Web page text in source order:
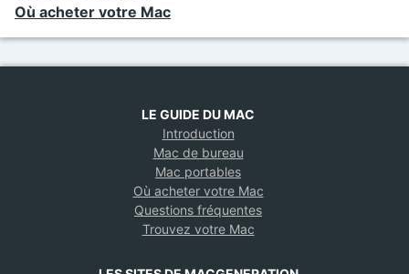
Où acheter votre Mac
LE GUIDE DU MAC
Introduction
Mac de bureau
Mac portables
Où acheter votre Mac
Questions fréquentes
Trouvez votre Mac